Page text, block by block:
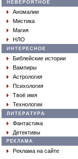
Аномалии
Мистика
Магия
НЛО
Библейские истории
Вампиры
Астрология
Психология
Твоё имя
Технологии
Фантастика
Детективы
Реклама на сайте